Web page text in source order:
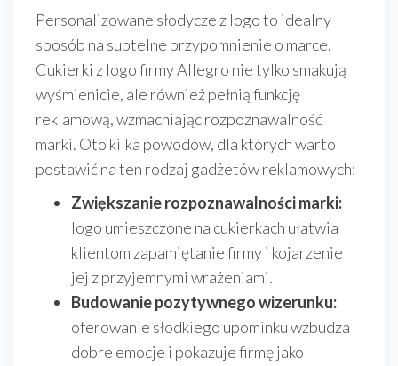
Personalizowane słodycze z logo to idealny
sposób na subtelne przypomnienie o marce.
Cukierki z logo firmy Allegro nie tylko smakują
wyśmienicie, ale również pełnią funkcję
reklamową, wzmacniając rozpoznawalność
marki. Oto kilka powodów, dla których warto
postawić na ten rodzaj gadżetów reklamowych:
Zwiększanie rozpoznawalności marki:
logo umieszczone na cukierkach ułatwia
klientom zapamiętanie firmy i kojarzenie
jej z przyjemnymi wrażeniami.
Budowanie pozytywnego wizerunku:
oferowanie słodkiego upominku wzbudza
dobre emocje i pokazuje firmę jako